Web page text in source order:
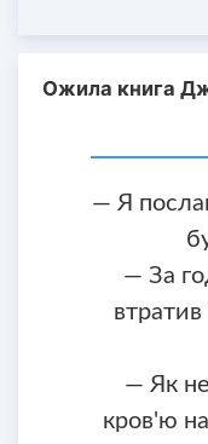
Ожила книга
— Я
— За
втратив
— Як
кров'ю